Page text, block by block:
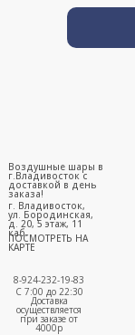
г. Владивосток,
ул. Бородинская,
д. 20, 5 этаж, 11
каб.
ПОСМОТРЕТЬ НА
КАРТЕ
8-924-232-19-83
С 7:00 до 22:30
Доставка
осуществляется
при заказе от
4000р
Воздушные шары в
г.Владивосток с
доставкой в день
заказа!